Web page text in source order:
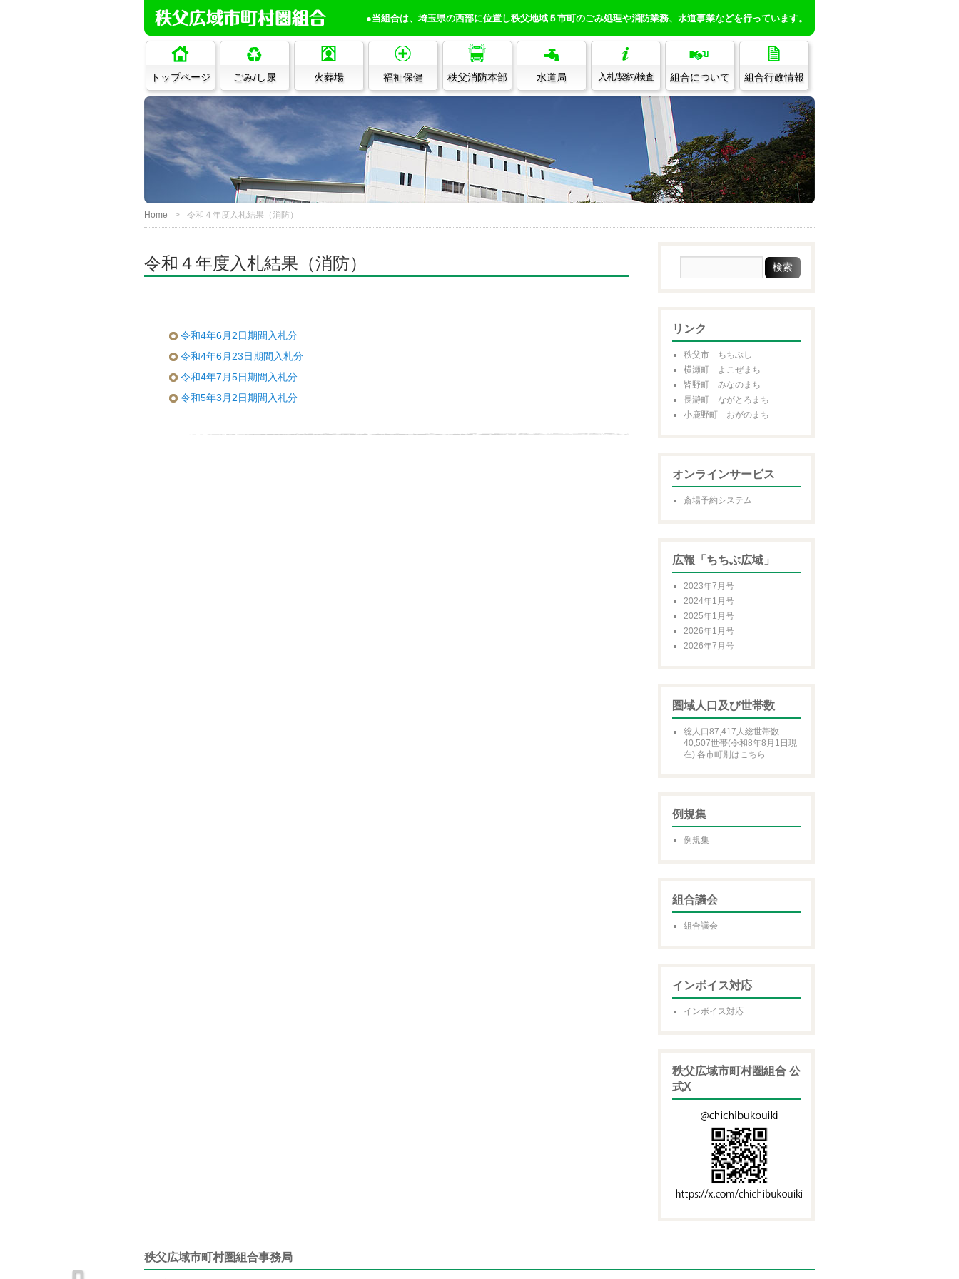
●当組合は、埼玉県の西部に位置し秩父地域５市町のごみ処理や消防業務、水道事業などを行っています。
トップページ ごみ/し尿 火葬場 福祉保健 秩父消防本部 水道局 入札/契約/検査 組合について 組合行政情報
Home 令和４年度入札結果（消防）
令和４年度入札結果（消防）
令和4年6月2日期間入札分
令和4年6月23日期間入札分
令和4年7月5日期間入札分
令和5年3月2日期間入札分
リンク
秩父市 ちちぶし
横瀬町 よこぜまち
皆野町 みなのまち
長瀞町 ながとろまち
小鹿野町 おがのまち
オンラインサービス
斎場予約システム
広報「ちちぶ広域」
2023年7月号
2024年1月号
2025年1月号
2026年1月号
2026年7月号
圏域人口及び世帯数
総人口87,417人総世帯数
40,507世帯(令和8年8月1日現
在) 各市町別はこちら
例規集
例規集
組合議会
組合議会
インボイス対応
インボイス対応
秩父広域市町村圏組合 公
式X
秩父広域市町村圏組合事務局